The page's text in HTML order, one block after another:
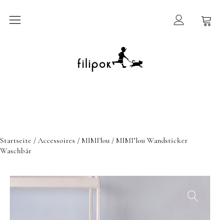
Sommermarkt
New In
Wigiwama
Mammalampa
Accessoires
Startseite / Accessoires / MIMI'lou / MIMI’lou Wandsticker
Waschbär